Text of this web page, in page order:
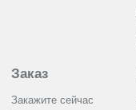
Заказ
Закажите сейчас